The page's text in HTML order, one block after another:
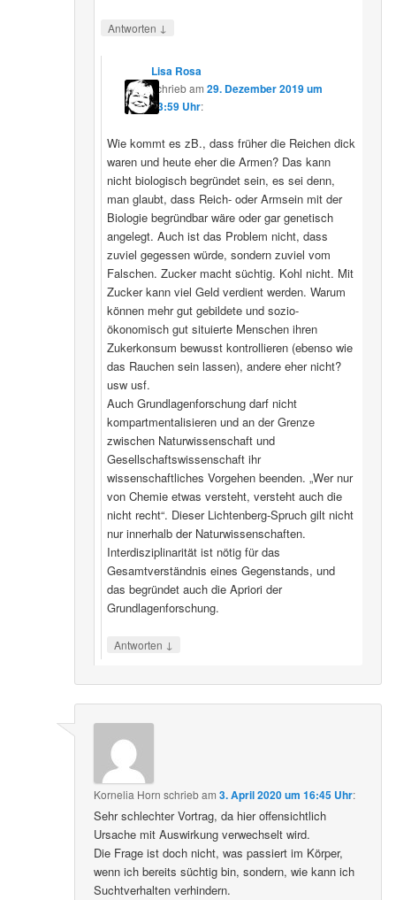
Antworten ↓
Lisa Rosa
schriebam29. Dezember 2019 um
13:59 Uhr:
Wie kommt es zB., dass früher die Reichen dick
waren und heute eher die Armen? Das kann
nicht biologisch begründet sein, es sei denn,
man glaubt, dass Reich- oder Armsein mit der
Biologie begründbar wäre oder gar genetisch
angelegt. Auch ist das Problem nicht, dass
zuviel gegessen würde, sondern zuviel vom
Falschen. Zucker macht süchtig. Kohl nicht. Mit
Zucker kann viel Geld verdient werden. Warum
können mehr gut gebildete und sozio-
ökonomisch gut situierte Menschen ihren
Zukerkonsum bewusst kontrollieren (ebenso wie
das Rauchen sein lassen), andere eher nicht?
usw usf.
Auch Grundlagenforschung darf nicht
kompartmentalisieren und an der Grenze
zwischen Naturwissenschaft und
Gesellschaftswissenschaft ihr
wissenschaftliches Vorgehen beenden. „Wer nur
von Chemie etwas versteht, versteht auch die
nicht recht“. Dieser Lichtenberg-Spruch gilt nicht
nur innerhalb der Naturwissenschaften.
Interdisziplinarität ist nötig für das
Gesamtverständnis eines Gegenstands, und
das begründet auch die Apriori der
Grundlagenforschung.
Antworten ↓
Kornelia Horn schriebam3. April 2020 um 16:45 Uhr:
Sehr schlechter Vortrag, da hier offensichtlich
Ursache mit Auswirkung verwechselt wird.
Die Frage ist doch nicht, was passiert im Körper,
wenn ich bereits süchtig bin, sondern, wie kann ich
Suchtverhalten verhindern.